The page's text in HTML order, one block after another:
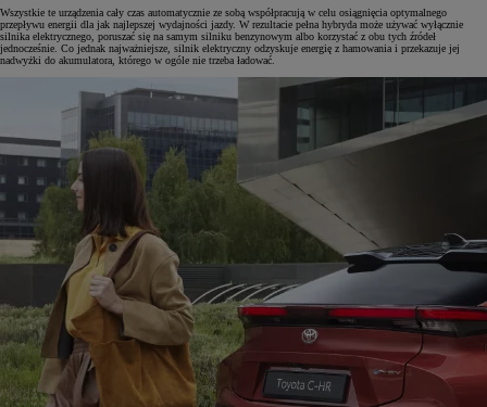
Wszystkie te urządzenia cały czas automatycznie ze sobą współpracują w celu osiągnięcia optymalnego
przepływu energii dla jak najlepszej wydajności jazdy. W rezultacie pełna hybryda może używać wyłącznie
silnika elektrycznego, poruszać się na samym silniku benzynowym albo korzystać z obu tych źródeł
jednocześnie. Co jednak najważniejsze, silnik elektryczny odzyskuje energię z hamowania i przekazuje jej
nadwyżki do akumulatora, którego w ogóle nie trzeba ładować.